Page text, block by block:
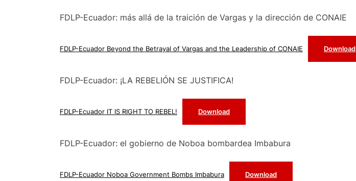
FDLP-Ecuador: más allá de la traición de Vargas y la dirección de CONAIE
FDLP-Ecuador Beyond the Betrayal of Vargas and the Leadership of CONAIE Download
FDLP-Ecuador: ¡LA REBELIÓN SE JUSTIFICA!
FDLP-Ecuador IT IS RIGHT TO REBEL! Download
FDLP-Ecuador: el gobierno de Noboa bombardea Imbabura
FDLP-Ecuador Noboa Government Bombs Imbabura Download